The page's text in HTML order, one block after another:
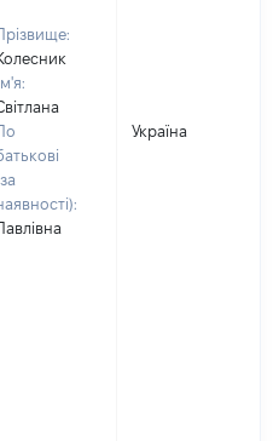
Ім'я:
Україна